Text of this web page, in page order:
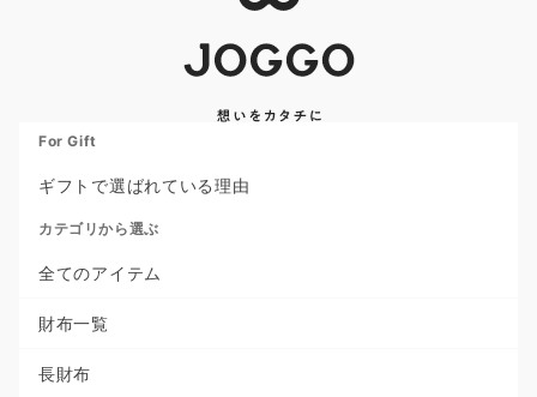
For Gift
ギフトで選ばれている理由
カテゴリから選ぶ
全てのアイテム
財布一覧
長財布